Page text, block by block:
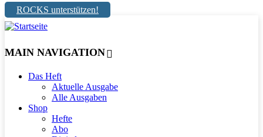
ROCKS unterstützen!
MAIN NAVIGATION
Das Heft
Aktuelle Ausgabe
Alle Ausgaben
Shop
Hefte
Abo